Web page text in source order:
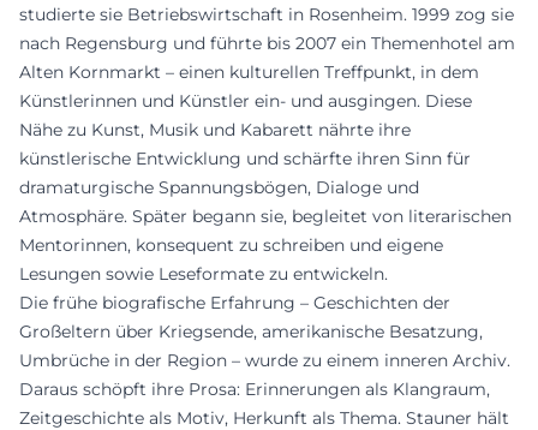
studierte sie Betriebswirtschaft in Rosenheim. 1999 zog sie
nach Regensburg und führte bis 2007 ein Themenhotel am
Alten Kornmarkt – einen kulturellen Treffpunkt, in dem
Künstlerinnen und Künstler ein- und ausgingen. Diese
Nähe zu Kunst, Musik und Kabarett nährte ihre
künstlerische Entwicklung und schärfte ihren Sinn für
dramaturgische Spannungsbögen, Dialoge und
Atmosphäre. Später begann sie, begleitet von literarischen
Mentorinnen, konsequent zu schreiben und eigene
Lesungen sowie Leseformate zu entwickeln.
Die frühe biografische Erfahrung – Geschichten der
Großeltern über Kriegsende, amerikanische Besatzung,
Umbrüche in der Region – wurde zu einem inneren Archiv.
Daraus schöpft ihre Prosa: Erinnerungen als Klangraum,
Zeitgeschichte als Motiv, Herkunft als Thema. Stauner hält